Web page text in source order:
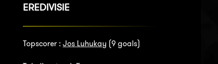
EREDIVISIE
Topscorer : Jos Luhukay (9 goals)